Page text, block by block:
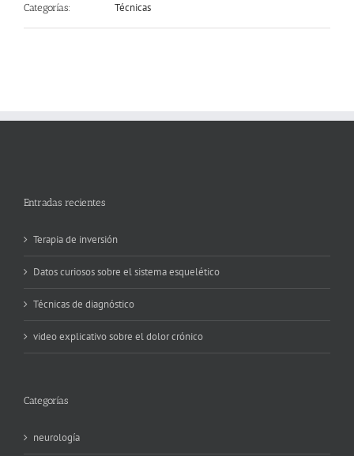
Categorías: Técnicas
Entradas recientes
Terapia de inversión
Datos curiosos sobre el sistema esquelético
Técnicas de diagnóstico
video explicativo sobre el dolor crónico
Categorías
neurología